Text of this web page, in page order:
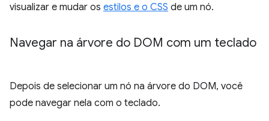
visualizar e mudar os estilos e o CSS de um nó.
Navegar na árvore do DOM com um teclado
Depois de selecionar um nó na árvore do DOM, você
pode navegar nela com o teclado.